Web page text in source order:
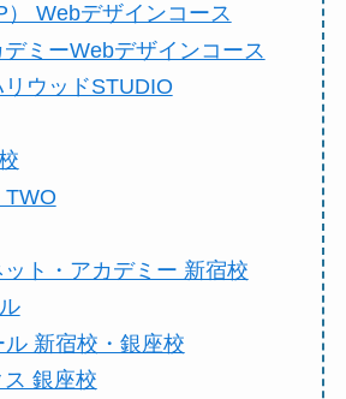
） Webデザインコース
ミーWebデザインコース
ウッドSTUDIO
TWO
ト・アカデミー 新宿校
新宿校・銀座校
銀座校